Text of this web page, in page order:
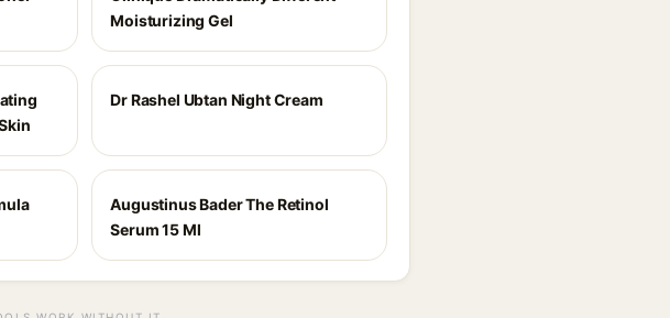
Moisturizing Gel
Dr Rashel Ubtan Night Cream
Augustinus Bader The Retinol
Serum 15 Ml